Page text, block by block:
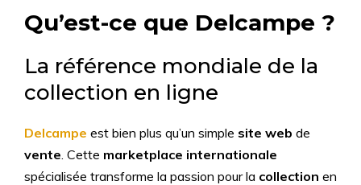
Qu’est-ce que Delcampe ?
La référence mondiale de la
collection en ligne
Delcampe est bien plus qu’un simple site web de
vente. Cette marketplace internationale
spécialisée transforme la passion pour la collection en